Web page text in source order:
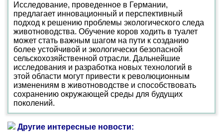
Исследование, проведенное в Германии,
предлагает инновационный и перспективный
подход к решению проблемы экологического следа
животноводства. Обучение коров ходить в туалет
может стать важным шагом на пути к созданию
более устойчивой и экологически безопасной
сельскохозяйственной отрасли. Дальнейшие
исследования и разработка новых технологий в
этой области могут привести к революционным
изменениям в животноводстве и способствовать
сохранению окружающей среды для будущих
поколений.
Другие интересные новости: